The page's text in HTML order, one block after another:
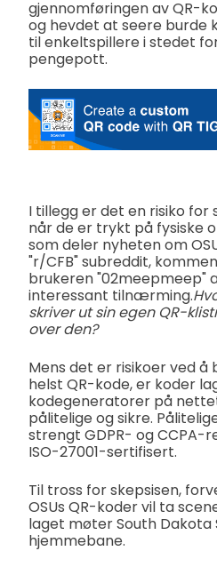
gjennomføringen av QR-
og hevdet at seere burde
til enkeltspillere i stedet
pengepott.
I tillegg er det en risiko for
når de er trykt på fysiske
som deler nyheten om
"r/CFB" subreddit,
brukeren "02meepmeep"
interessant tilnærming.
skriver ut sin egen QR-
over den?
Mens det er risikoer ved å
helst QR-kode, er koder
kodegeneratorer på
pålitelige og sikre.
strengt GDPR- og CCPA-
ISO-27001-sertifisert.
Til tross for skepsisen,
OSUs QR-koder vil ta
laget møter South Dakota
hjemmebane.